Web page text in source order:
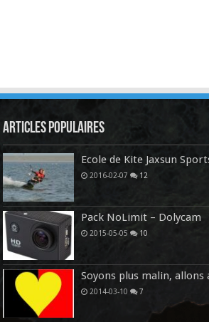
Articles Populaires
Ecole de Kite Jaxsun
2016-02-07 12
Pack NoLimit – Dolycam
2015-05-05 10
Soyons plus malin, allons
2014-03-10 7